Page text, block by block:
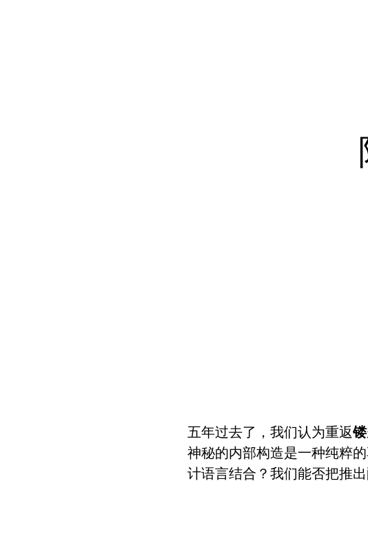
五年过去了，我们认为重返
神秘的内部构造是一种纯粹
计语言结合？我们能否把推